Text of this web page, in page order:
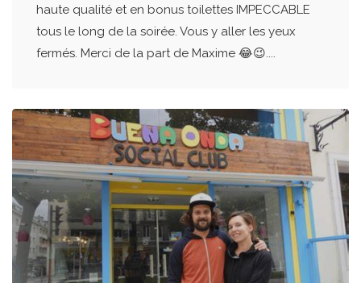
haute qualité et en bonus toilettes IMPECCABLE
tous le long de la soirée. Vous y aller les yeux
fermés. Merci de la part de Maxime 😂😉....